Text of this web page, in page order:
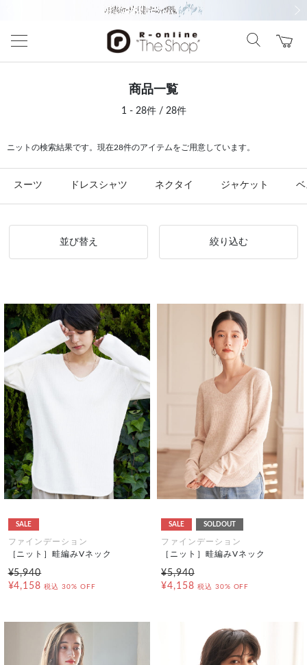
商品一覧
1 - 28件 / 28件
ニットの検索結果です。現在28件のアイテムをご用意しています。
スーツ ドレスシャツ ネクタイ ジャケット
並び替え 絞り込む
SALE
ファインデーション
［ニット］畦編みVネック
¥5,940
¥4,158 税込 30% OFF
SALE SOLDOUT
ファインデーション
［ニット］畦編みVネック
¥5,940
¥4,158 税込 30% OFF